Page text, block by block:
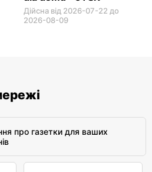
Дійсна від 2026-07-22 до
2026-08-09
про газетки для ваших